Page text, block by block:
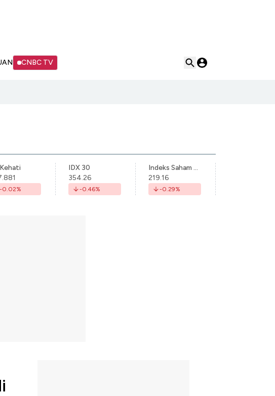
CNBC TV
-0.02%
IDX 30
354.26
-0.46%
Indeks Saham Syariah Indonesia
219.16
-0.29%